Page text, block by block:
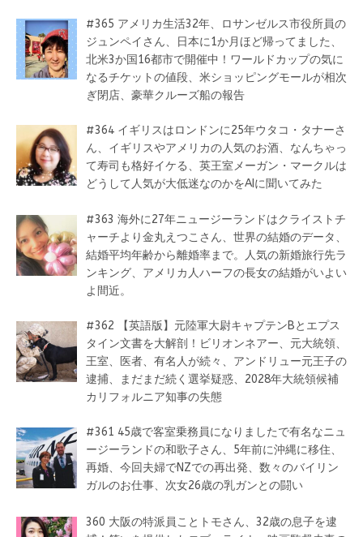
#365 アメリカ生活32年、ロサンゼルス市役所員の
ジュンペイさん、日本に1か月ほど帰ってました、
北米3か国16都市で開催中！ワールドカップの気に
なるチケットの値段、米ショッピングモールが相次
ぎ閉店、豪華クルーズ船の報告
#364 イギリスはロンドンに25年ウタコ・タナーさ
ん、イギリスやアメリカの人気のお酒、なんちゃっ
て寿司も格好イケる、英王室メーガン・マークルは
どうして人気が大低迷なのかをAIに聞いてみた
#363 海外に27年ニュージーランドはクライストチ
ャーチより金丸えつこさん、世界の結婚のデータ、
結婚平均年齢から離婚率まで。人気の新婚旅行先ラ
ンキング、アメリカ人ハーフの長女の結婚がいよい
よ間近。
#362 【英語版】元陸軍大尉キャプテンBとエプス
タイン文書を大解剖！ビリオンネアー、元大統領、
王室、医者、有名人が続々、アンドリュー元王子の
逮捕、まだまだ続く選挙疑惑、2028年大統領候補
カリフォルニア知事の失態
#361 45歳で客室乗務員になりましたで有名なニュ
ージーランドの和歌子さん、5年前に沖縄に移住、
再婚、今回夫婦でNZでの再出発、数々のバイリン
ガルのお仕事、次女26歳の乳ガンとの闘い
360 大阪の特派員ことトモさん、32歳の息子を逮